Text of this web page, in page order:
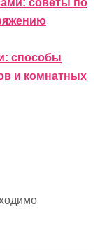
способы
и комнатных